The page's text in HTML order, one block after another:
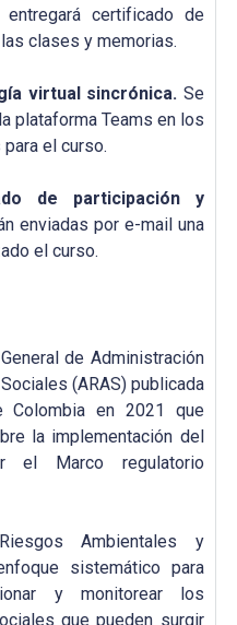
certificado de
clases y memorias.
virtual sincrónica. Se
plataforma Teams en los
el curso.
de participación y
enviadas por e-mail una
el curso.
de Administración
(ARAS) publicada
Colombia en 2021 que
la implementación del
el Marco regulatorio
Ambientales y
sistemático para
y monitorear los
que pueden surgir